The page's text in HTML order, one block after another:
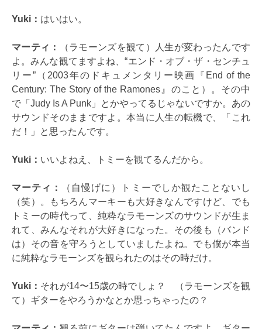
Yuki： はいはい。
マーティ：
（ラモーンズを観て）人生が変わったんです
よ。みんな観てますよね、“エンド・オブ・ザ・センチュ
リー”（2003年のドキュメンタリー映画『End of the
Century: The Story of the Ramones』のこと）。その中
で「Judy Is A Punk」とかやってるじゃないですか。あの
サウンドそのままですよ。本当に人生の転機で、「これ
だ！」と思ったんです。
Yuki： いいよねえ、トミーを観てるんだから。
マーティ：
（自慢げに）トミーでしか観たことないし
（笑）。もちろんマーキーも大好きなんですけど、でも
トミーの時代って、純粋なラモーンズのサウンドが生ま
れて、みんなそれが大好きになった。その後も（バンド
は）その音を守ろうとしていましたよね。でも僕が本当
に純粋なラモーンズを観られたのはその時だけ。
Yuki： それが14〜15歳の時でしょ？ （ラモーンズを観
て）ギターをやろうかなとか思っちゃったの？